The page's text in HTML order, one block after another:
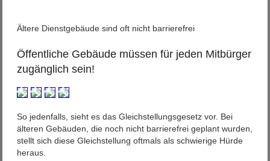
Ältere Dienstgebäude sind oft nicht barrierefrei
Öffentliche Gebäude müssen für jeden Mitbürger
zugänglich sein!
So jedenfalls, sieht es das Gleichstellungsgesetz vor. Bei
älteren Gebäuden, die noch nicht barrierefrei geplant wurden,
stellt sich diese Gleichstellung oftmals als schwierige Hürde
heraus.